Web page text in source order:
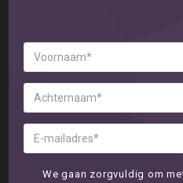
We gaan zorgvuldig om